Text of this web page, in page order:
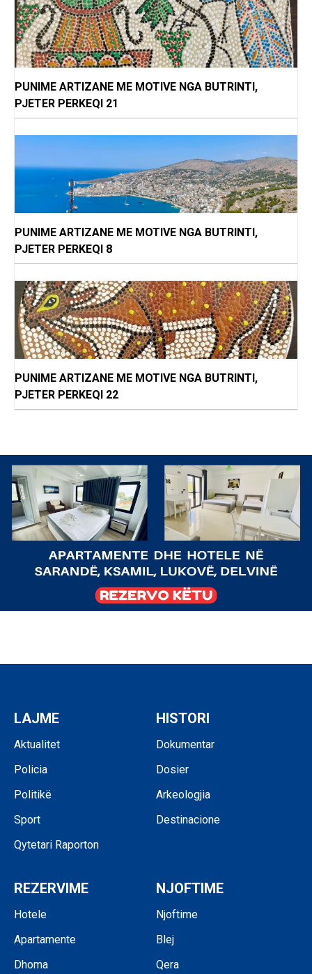
PUNIME ARTIZANE ME MOTIVE NGA BUTRINTI,
PJETER PERKEQI 21
PUNIME ARTIZANE ME MOTIVE NGA BUTRINTI,
PJETER PERKEQI 8
PUNIME ARTIZANE ME MOTIVE NGA BUTRINTI,
PJETER PERKEQI 22
LAJME
Aktualitet
Policia
Politikë
Sport
Qytetari Raporton
HISTORI
Dokumentar
Dosier
Arkeologjia
Destinacione
REZERVIME
Hotele
Apartamente
Dhoma
NJOFTIME
Njoftime
Blej
Qera